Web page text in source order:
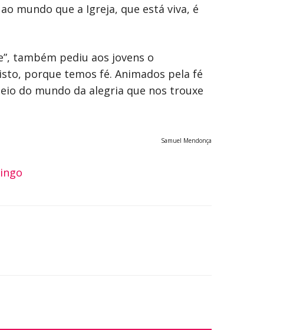
mundo que a Igreja, que está viva, é
também pediu aos jovens o
porque temos fé. Animados pela fé
do mundo da alegria que nos trouxe
Samuel Mendonça